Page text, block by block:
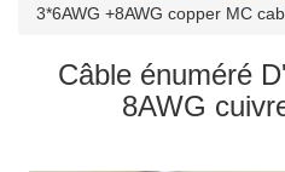
3*6AWG +8AWG copper MC
Câble énuméré
8AWG